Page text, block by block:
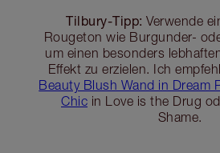
Tilbury-Tipp: Verwende
Rougeton wie Burgunder-
um einen besonders
Effekt zu erzielen. Ich
Beauty Blush Wand in Dream
Chic in Love is the Drug
Shame.